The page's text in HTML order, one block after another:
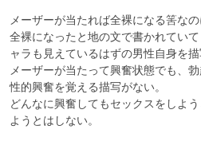
メーザーが当たれば全裸になる筈な
全裸になったと地の文で書かれてい
ャラも見えているはずの男性自身を描
メーザーが当たって興奮状態でも、
性的興奮を覚える描写がない。
どんなに興奮してもセックスをしよ
ようとはしない。